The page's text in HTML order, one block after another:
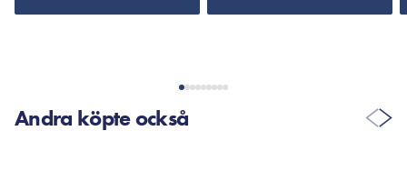
Andra köpte också